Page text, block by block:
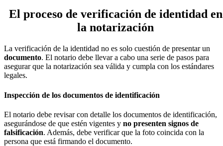
El proceso de verificación de identidad en
la notarización
La verificación de la identidad no es solo cuestión de presentar un
documento. El notario debe llevar a cabo una serie de pasos para
asegurar que la notarización sea válida y cumpla con los estándares
legales.
Inspección de los documentos de identificación
El notario debe revisar con detalle los documentos de identificación,
asegurándose de que estén vigentes y no presenten signos de
falsificación. Además, debe verificar que la foto coincida con la
persona que está firmando el documento.